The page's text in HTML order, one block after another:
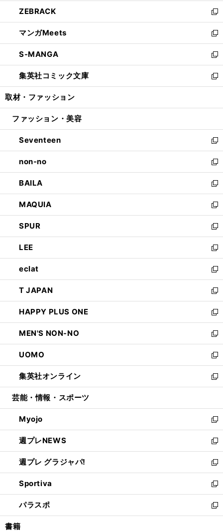
く
で
開
く
ド
ウ
で
開
く
ウ
ィ
ン
ド
ウ
で
開
く
し
い
ウ
ィ
ン
ド
ウ
で
開
ZEBRACK
新
し
い
ウ
ィ
ン
ド
ウ
開
マンガMeets
新
し
い
ウ
ィ
ン
ウ
開
く
S-MANGA
新
し
い
ウ
ン
ウ
で
開
く
集英社コミック文庫
新
し
ウ
ン
ド
ウ
で
開
く
取材・ファッション
ファッション・美容
Seventeen
新
し
い
ウ
ィ
ン
ド
ウ
で
開
く
non-no
新
し
い
ウ
ィ
ン
ド
ウ
で
開
く
BAILA
新
し
い
ウ
ィ
ン
ド
ウ
で
開
く
MAQUIA
新
し
い
ウ
ィ
ン
ド
ウ
で
開
く
SPUR
新
し
い
ウ
ィ
ン
ド
ウ
で
開
く
LEE
新
し
い
ウ
ィ
ン
ド
ウ
で
開
く
eclat
新
し
い
ウ
ィ
ン
ド
ウ
で
開
く
T JAPAN
新
し
い
ウ
ィ
ン
ド
ウ
で
開
HAPPY PLUS ONE
新
し
い
ウ
ィ
ン
ド
ウ
開
く
MEN'S NON-NO
新
し
い
ウ
ィ
ン
ウ
で
開
く
UOMO
新
し
い
ウ
ン
ド
ウ
で
開
く
集英社オンライン
新
し
ウ
ィ
ン
ド
ウ
で
開
く
芸能・情報・スポーツ
Myojo
新
し
い
ウ
ィ
ン
ド
ウ
で
開
週プレNEWS
新
し
い
ウ
ィ
ン
ド
ウ
週プレ グラジャパ!
新
し
い
ウ
ィ
ン
Sportiva
新
し
い
ウ
パラスポ
新
し
書籍